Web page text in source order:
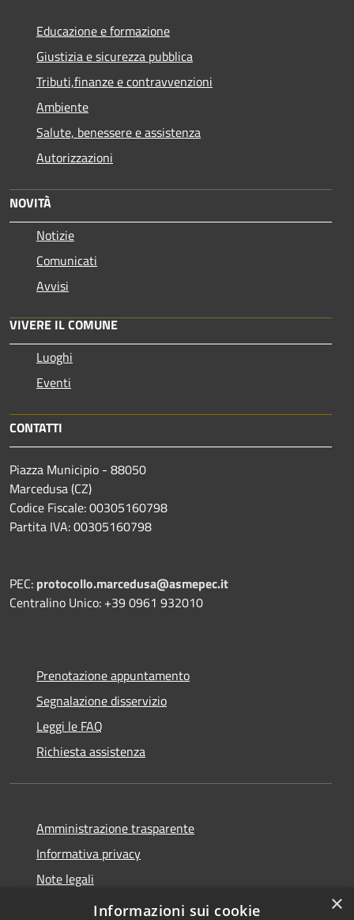
Educazione e formazione
Giustizia e sicurezza pubblica
Tributi,finanze e contravvenzioni
Ambiente
Salute, benessere e assistenza
Autorizzazioni
NOVITÀ
Notizie
Comunicati
Avvisi
VIVERE IL COMUNE
Luoghi
Eventi
CONTATTI
Piazza Municipio - 88050
Marcedusa (CZ)
Codice Fiscale: 00305160798
Partita IVA: 00305160798
PEC: protocollo.marcedusa@asmepec.it
Centralino Unico: +39 0961 932010
Prenotazione appuntamento
Segnalazione disservizio
Leggi le FAQ
Richiesta assistenza
Amministrazione trasparente
Informativa privacy
Note legali
Dichiarazione di accessibilità
×
Informazioni sui cookie